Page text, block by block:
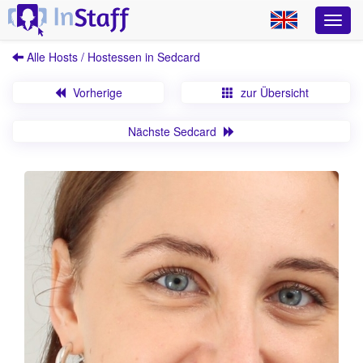
Alle Hosts / Hostessen in Sedcard
Vorherige zur Übersicht
Nächste Sedcard